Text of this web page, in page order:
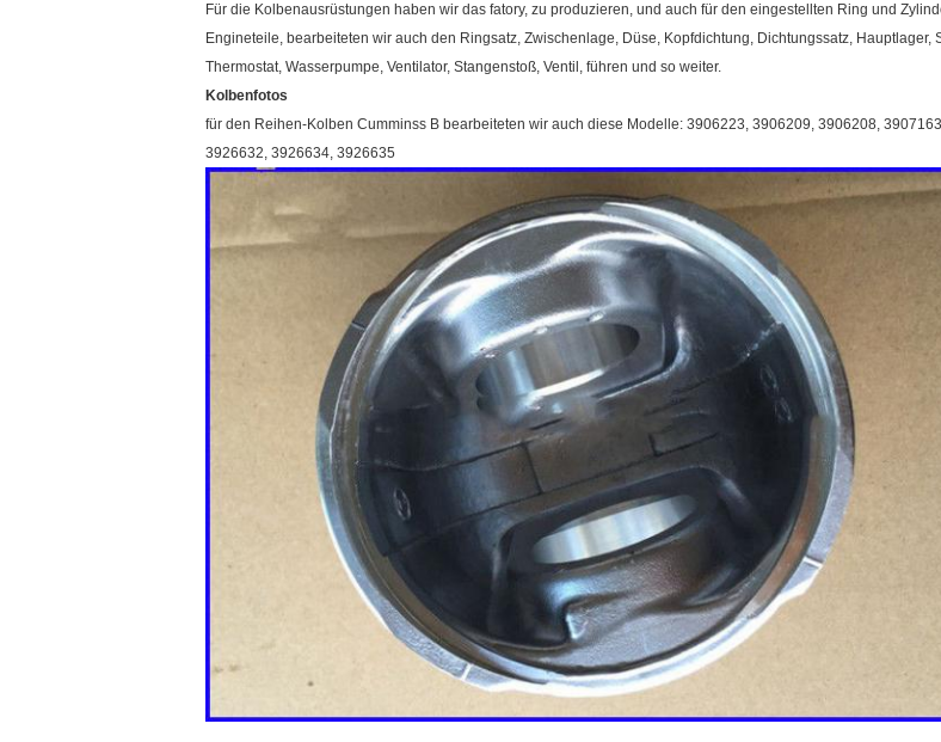
Für die Kolbenausrüstungen haben wir das fatory, zu produzieren, und auch für den eingestellten Ring und
Engineteile, bearbeiteten wir auch den Ringsatz, Zwischenlage, Düse, Kopfdichtung, Dichtungssatz,
Thermostat, Wasserpumpe, Ventilator, Stangenstoß, Ventil, führen und so weiter.
Kolbenfotos
für den Reihen-Kolben Cumminss B bearbeiteten wir auch diese Modelle: 3906223, 3906209, 3906208,
3926632, 3926634, 3926635